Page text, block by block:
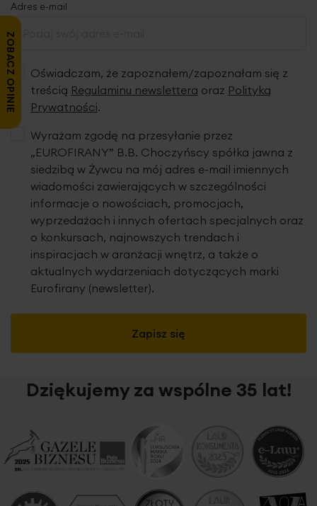
Adres e-mail
Oświadczam, że zapoznałem/zapoznałam się z
treścią Regulaminu newslettera oraz Polityką
Prywatności.
Zapisz się
Wyrażam zgodę na przesyłanie przez
„EUROFIRANY” B.B. Choczyńscy spółka jawna z
siedzibą w Żywcu na mój adres e-mail imiennych
wiadomości zawierających w szczególności
informacje o nowościach, promocjach,
wyprzedażach i innych ofertach specjalnych oraz
o konkursach, najnowszych trendach i
inspiracjach w aranżacji wnętrz, a także o
aktualnych wydarzeniach dotyczących marki
Eurofirany (newsletter).
Dziękujemy za wspólne 35 lat!
ZOBACZ OPINIE